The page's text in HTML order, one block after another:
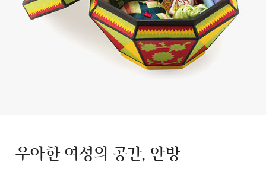
우아한 여성의 공간, 안방